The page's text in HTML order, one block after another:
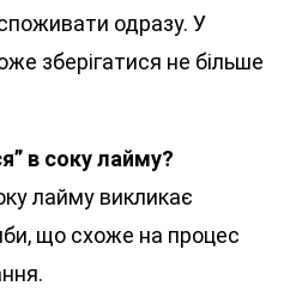
одразу. У
зберігатися не більше
в соку лайму?
лайму викликає
що схоже на процес